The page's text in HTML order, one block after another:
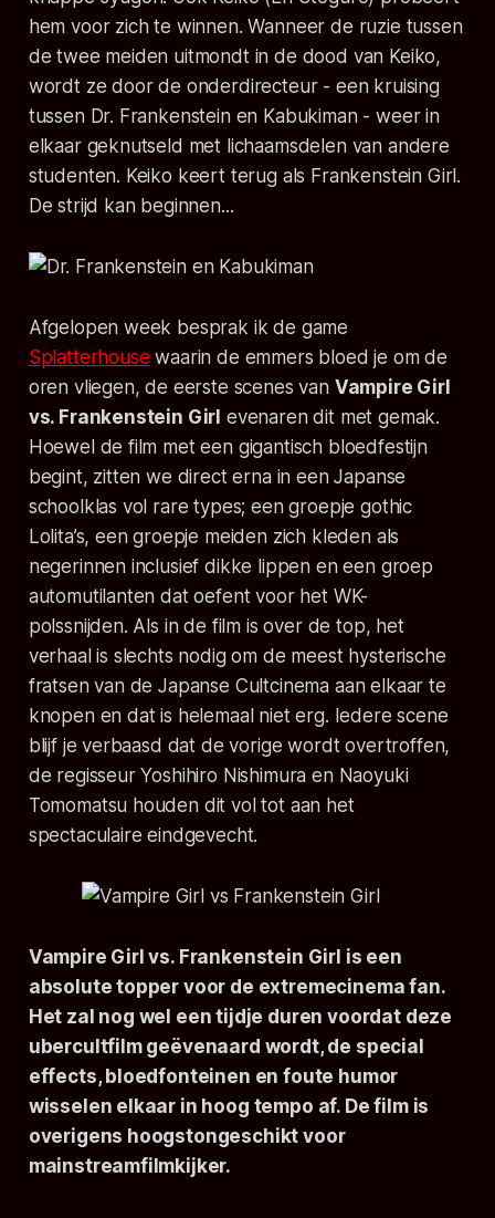
hem voor zich te winnen. Wanneer de ruzie tussen
de twee meiden uitmondt in de dood van Keiko,
wordt ze door de onderdirecteur - een kruising
tussen Dr. Frankenstein en Kabukiman - weer in
elkaar geknutseld met lichaamsdelen van andere
studenten. Keiko keert terug als Frankenstein Girl.
De strijd kan beginnen...
Afgelopen week besprak ik de game
Splatterhouse waarin de emmers bloed je om de
oren vliegen, de eerste scenes van Vampire Girl
vs. Frankenstein Girl evenaren dit met gemak.
Hoewel de film met een gigantisch bloedfestijn
begint, zitten we direct erna in een Japanse
schoolklas vol rare types; een groepje gothic
Lolita’s, een groepje meiden zich kleden als
negerinnen inclusief dikke lippen en een groep
automutilanten dat oefent voor het WK-
polssnijden. Als in de film is over de top, het
verhaal is slechts nodig om de meest hysterische
fratsen van de Japanse Cultcinema aan elkaar te
knopen en dat is helemaal niet erg. Iedere scene
blijf je verbaasd dat de vorige wordt overtroffen,
de regisseur Yoshihiro Nishimura en Naoyuki
Tomomatsu houden dit vol tot aan het
spectaculaire eindgevecht.
Vampire Girl vs. Frankenstein Girl is een
absolute topper voor de extremecinema fan.
Het zal nog wel een tijdje duren voordat deze
ubercultfilm geëvenaard wordt, de special
effects, bloedfonteinen en foute humor
wisselen elkaar in hoog tempo af. De film is
overigens hoogstongeschikt voor
mainstreamfilmkijker.